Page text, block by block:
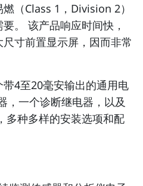
（Class 1，Division 2）
。 该产品响应时间快，
寸前置显示屏，因而非常
4至20毫安输出的通用电
，一个诊断继电器，以及
多种多样的安装选项和配